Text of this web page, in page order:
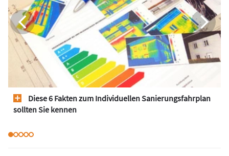
Diese 6 Fakten zum Individuellen Sanierungsfahrplan
sollten Sie kennen